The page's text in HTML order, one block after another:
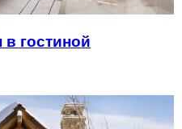
гостиной